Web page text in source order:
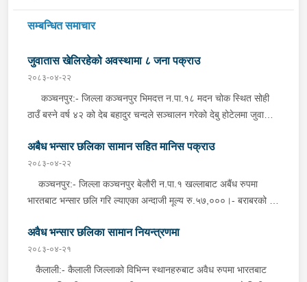
सम्बन्धित समाचार
जुवातास खेलिरहेको अवस्थामा ८ जना पक्राउ
२०८३-०४-२२
कञ्चनपुर:- जिल्ला कञ्चनपुर भिमदत्त न.पा.१८ मदन चोक स्थित सोही
ठाउँ बस्ने वर्ष ४२ को देब बहादुर चन्दले सञ्चालन गरेको देबु होटेलमा जुवातास
गोप्य सुचनाको आधारमा जिल्ला प्रहरी कार्यालय कञ्चनपुरबाट खटिएको
प्रहरी टोलीले नगद रु.५५,०८०।- ( पचपन्न हजार असी) र २ गड्डी तास
सहित पक्राउ गरेको छ । यस सम्बन्धमा प्रहरीले अनुसन्धान गरिरहेको छ ।
अबैध भन्सार छलिका सामान सहित मानिस पक्राउ
२०८३-०४-२२
कञ्चनपुर:- जिल्ला कञ्चनपुर बेलौरी न.पा.१ खल्लाबाट अबैंध रुपमा
भारतबाट भन्सार छलि गरि ल्याएका अन्दाजी मूल्य रु.५७,०००।- बराबरको ३
कलौनी वस्ने बर्ष २२ को सन्तोश कुमार, वर्ष २० को अनुज गुप्ता, वर्ष २४ को
सञ्जय कुमार र वर्ष २१ को मनोज कुमारलाई प्रहरी चौकी फटैया,
कञ्चनपुरबाट खटिएको प्रहरीले बिहिबार राति फेला पारी चारै जनालाई
अवैध भन्सार छलिका सामान नियन्त्रणमा
२०८३-०४-२१
कैलाली:- कैलाली जिल्लाको विभिन्न स्थानहरुबाट अवैध रुपमा भारतबाट